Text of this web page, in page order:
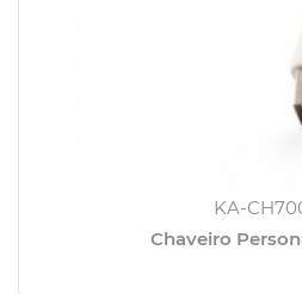
KA-
Chaveiro